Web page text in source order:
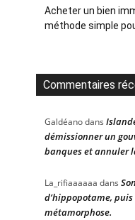
Acheter un bien
méthode simple
Commentaires
Galdéanodans
démissionner un
banques et annuler
La_rifiaaaaaa dans
d’hippopotame,
métamorphose.